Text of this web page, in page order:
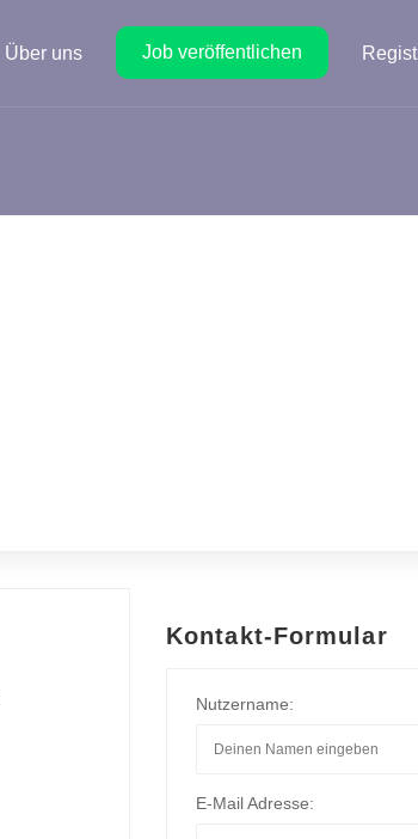
Über uns Job veröffentlichen
Kontakt-Formular
Nutzername:
E-Mail Adresse: